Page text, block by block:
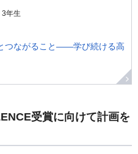
3年生
つながること——学び続ける高
受賞に向けて計画を